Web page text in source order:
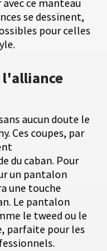
ce manteau
se dessinent,
pour celles
l'alliance
aucun doute le
Ces coupes, par
du caban. Pour
un pantalon
une touche
Le pantalon
le tweed ou le
parfaite pour les